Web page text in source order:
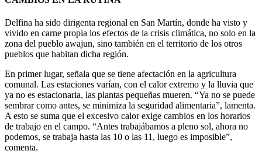
Delfina ha sido dirigenta regional en San Martín, donde ha visto y
vivido en carne propia los efectos de la crisis climática, no solo en la
zona del pueblo awajun, sino también en el territorio de los otros
pueblos que habitan dicha región.
En primer lugar, señala que se tiene afectación en la agricultura
comunal. Las estaciones varían, con el calor extremo y la lluvia que
ya no es estacionaria, las plantas pequeñas mueren. “Ya no se puede
sembrar como antes, se minimiza la seguridad alimentaria”, lamenta.
A esto se suma que el excesivo calor exige cambios en los horarios
de trabajo en el campo. “Antes trabajábamos a pleno sol, ahora no
podemos, se trabaja hasta las 10 o las 11, luego es imposible”,
comenta.